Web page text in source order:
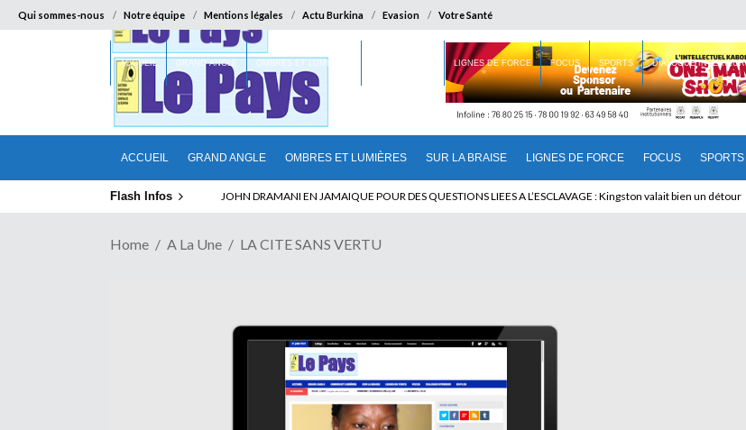
Qui sommes-nous Notre équipe Mentions légales Actu Burkina Evasion Votre Santé
ACCUEIL GRAND ANGLE OMBRES ET LUMIÈRES SUR LA BRAISE LIGNES DE FORCE FOCUS SPORTS
ACCUEIL GRAND ANGLE OMBRES ET LUMIÈRES LIGNES DE FORCE FOCUS SPORTS DIALOGUE INTERIEUR
Flash Infos ELECTION DE TALON A LA TETE DU SENAT BENINOIS : Quand Patrice quitte le pouvoir sans partir !
Home A La Une LA CITE SANS VERTU